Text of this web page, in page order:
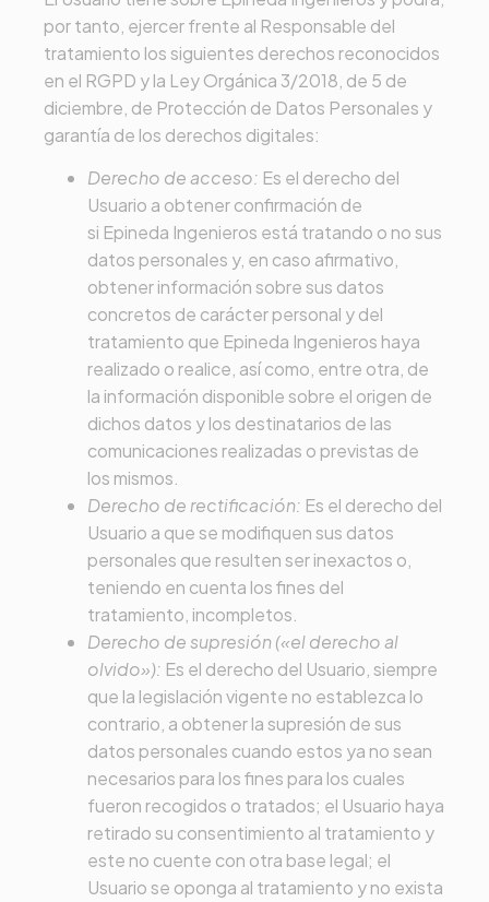
por tanto, ejercer frente al Responsable del
tratamiento los siguientes derechos reconocidos
en el RGPD y la Ley Orgánica 3/2018, de 5 de
diciembre, de Protección de Datos Personales y
garantía de los derechos digitales:
Derecho de acceso: Es el derecho del
Usuario a obtener confirmación de
si Epineda Ingenieros está tratando o no sus
datos personales y, en caso afirmativo,
obtener información sobre sus datos
concretos de carácter personal y del
tratamiento que Epineda Ingenieros haya
realizado o realice, así como, entre otra, de
la información disponible sobre el origen de
dichos datos y los destinatarios de las
comunicaciones realizadas o previstas de
los mismos.
Derecho de rectificación: Es el derecho del
Usuario a que se modifiquen sus datos
personales que resulten ser inexactos o,
teniendo en cuenta los fines del
tratamiento, incompletos.
Derecho de supresión («el derecho al
olvido»): Es el derecho del Usuario, siempre
que la legislación vigente no establezca lo
contrario, a obtener la supresión de sus
datos personales cuando estos ya no sean
necesarios para los fines para los cuales
fueron recogidos o tratados; el Usuario haya
retirado su consentimiento al tratamiento y
este no cuente con otra base legal; el
Usuario se oponga al tratamiento y no exista